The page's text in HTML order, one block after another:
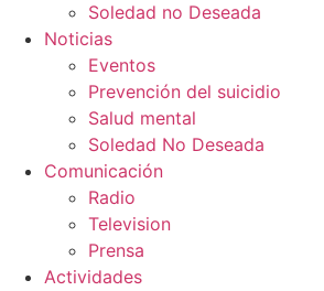
Soledad no Deseada
Noticias
Eventos
Prevención del suicidio
Salud mental
Soledad No Deseada
Comunicación
Radio
Television
Prensa
Actividades